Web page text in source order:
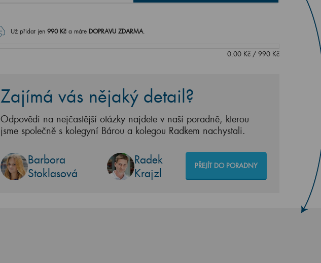
Už přidat jen 990Kč a máte DOPRAVU ZDARMA.
0.00Kč/ 990Kč
Zajímá vás nějaký detail?
Odpovědi na nejčastější otázky najdete v naší poradně, kterou
jsme společně s kolegyní Bárou a kolegou Radkem nachystali.
Barbora
Stoklasová
Radek
Krajzl
PŘEJÍT DO PORADNY